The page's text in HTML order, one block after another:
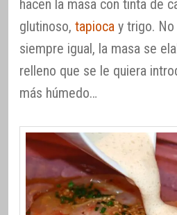
hacen la masa con tinta de
glutinoso, tapioca y trigo.
siempre igual, la masa se
relleno que se le quiera
más húmedo…